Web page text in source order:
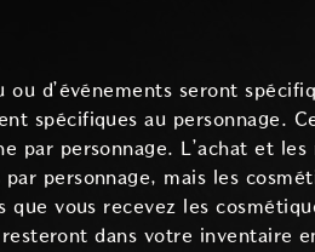
d’événements seront
spécifiques au personnage.
par personnage. L’achat et les
personnage, mais les
vous recevez les
dans votre inventaire